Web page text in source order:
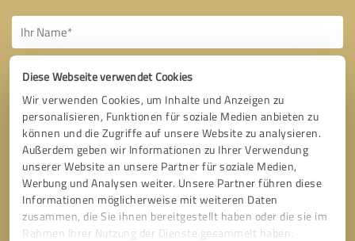
Diese Webseite verwendet Cookies
Wir verwenden Cookies, um Inhalte und Anzeigen zu
personalisieren, Funktionen für soziale Medien anbieten zu
können und die Zugriffe auf unsere Website zu analysieren.
Außerdem geben wir Informationen zu Ihrer Verwendung
unserer Website an unsere Partner für soziale Medien,
Werbung und Analysen weiter. Unsere Partner führen diese
Informationen möglicherweise mit weiteren Daten
zusammen, die Sie ihnen bereitgestellt haben oder die sie im
Rahmen Ihrer Nutzung der Dienste gesammelt haben.
Bitte um Rückruf * Erforderliche Angaben
Nachricht senden
Ich stimme den Datenschutzbestimmungenzu.